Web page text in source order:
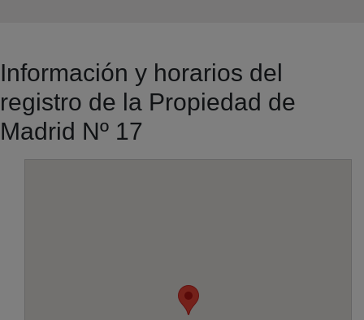
Información y horarios del
registro de la Propiedad de
Madrid Nº 17